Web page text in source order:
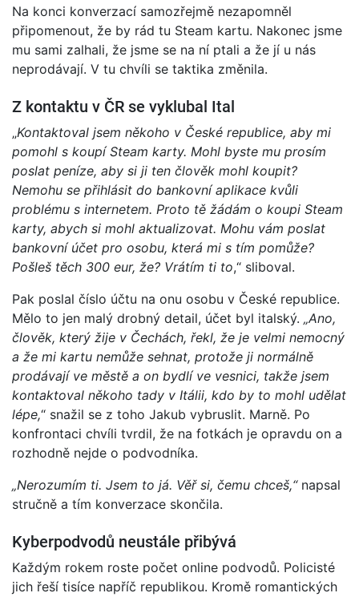
Na konci konverzací samozřejmě nezapomněl
připomenout, že by rád tu Steam kartu. Nakonec jsme
mu sami zalhali, že jsme se na ní ptali a že jí u nás
neprodávají. V tu chvíli se taktika změnila.
Z kontaktu v ČR se vyklubal Ital
„Kontaktoval jsem někoho v České republice, aby mi
pomohl s koupí Steam karty. Mohl byste mu prosím
poslat peníze, aby si ji ten člověk mohl koupit?
Nemohu se přihlásit do bankovní aplikace kvůli
problému s internetem. Proto tě žádám o koupi Steam
karty, abych si mohl aktualizovat. Mohu vám poslat
bankovní účet pro osobu, která mi s tím pomůže?
Pošleš těch 300 eur, že? Vrátím ti to,“ sliboval.
Pak poslal číslo účtu na onu osobu v České republice.
Mělo to jen malý drobný detail, účet byl italský. „Ano,
člověk, který žije v Čechách, řekl, že je velmi nemocný
a že mi kartu nemůže sehnat, protože ji normálně
prodávají ve městě a on bydlí ve vesnici, takže jsem
kontaktoval někoho tady v Itálii, kdo by to mohl udělat
lépe,“ snažil se z toho Jakub vybruslit. Marně. Po
konfrontaci chvíli tvrdil, že na fotkách je opravdu on a
rozhodně nejde o podvodníka.
„Nerozumím ti. Jsem to já. Věř si, čemu chceš,“napsal
stručně a tím konverzace skončila.
Kyberpodvodů neustále přibývá
Každým rokem roste počet online podvodů. Policisté
jich řeší tisíce napříč republikou. Kromě romantických